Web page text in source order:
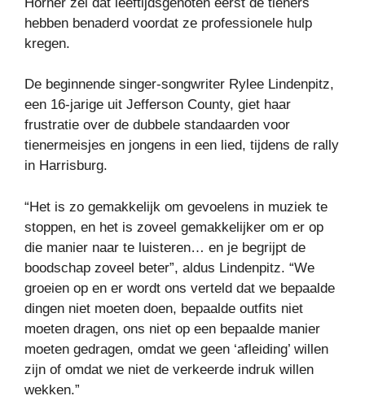
hebben benaderd voordat ze professionele hulp
kregen.
De beginnende singer-songwriter Rylee Lindenpitz,
een 16-jarige uit Jefferson County, giet haar
frustratie over de dubbele standaarden voor
tienermeisjes en jongens in een lied, tijdens de rally
in Harrisburg.
“Het is zo gemakkelijk om gevoelens in muziek te
stoppen, en het is zoveel gemakkelijker om er op
die manier naar te luisteren… en je begrijpt de
boodschap zoveel beter”, aldus Lindenpitz. “We
groeien op en er wordt ons verteld dat we bepaalde
dingen niet moeten doen, bepaalde outfits niet
moeten dragen, ons niet op een bepaalde manier
moeten gedragen, omdat we geen ‘afleiding’ willen
zijn of omdat we niet de verkeerde indruk willen
wekken.”